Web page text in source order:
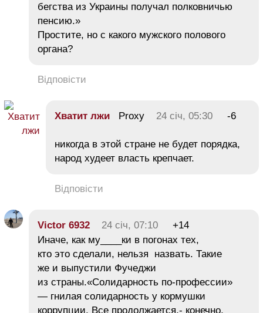
бегства из Украины получал полковничью
пенсию.»
Простите, но с какого мужского полового
органа?
Відповісти
Хватит лжи Proxy 24 січ, 05:30 -6
никогда в этой стране не будет порядка,
народ худеет власть крепчает.
Відповісти
Victor 6932 24 січ, 07:10
+14
Иначе, как му____ки в погонах тех,
кто это сделали, нельзя назвать. Такие
же и выпустили Фучеджи
из страны.«Солидарность по-профессии»
— гнилая солидарность у кормушки
коррупции. Все продолжается,- конечно,